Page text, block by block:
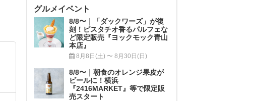
グルメイベント
8/8〜｜「ダックワーズ」が復
刻！ピスタチオ香るパルフェな
ど限定販売『ヨックモック青山
本店』
8月8日(土) 〜 8月30日(日)
8/8〜｜朝食のオレンジ果皮が
ビールに！横浜
『2416MARKET』等で限定販
売スタート